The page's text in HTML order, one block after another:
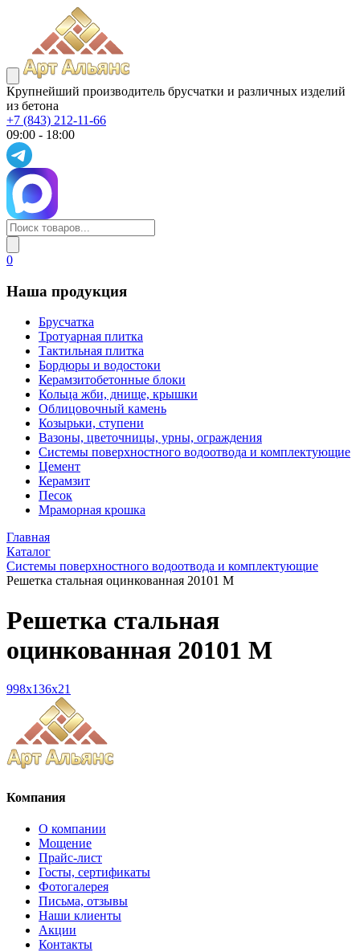
Крупнейший производитель брусчатки и различных изделий
из бетона
+7 (843) 212-11-66
09:00 - 18:00
0
Наша продукция
Брусчатка
Тротуарная плитка
Тактильная плитка
Бордюры и водостоки
Керамзитобетонные блоки
Кольца жби, днище, крышки
Облицовочный камень
Козырьки, ступени
Вазоны, цветочницы, урны, ограждения
Системы поверхностного водоотвода и комплектующие
Цемент
Керамзит
Песок
Мраморная крошка
Главная
Каталог
Системы поверхностного водоотвода и комплектующие
Решетка стальная оцинкованная 20101 М
Решетка стальная
оцинкованная 20101 М
998x136x21
Компания
О компании
Мощение
Прайс-лист
Госты, сертификаты
Фотогалерея
Письма, отзывы
Наши клиенты
Акции
Контакты